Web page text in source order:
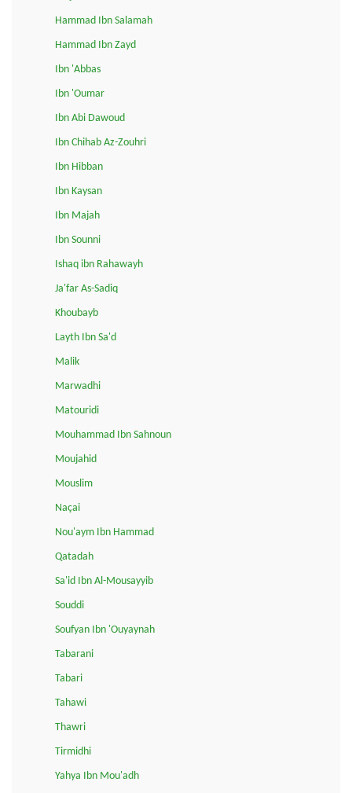
Hammad Ibn Salamah
Hammad Ibn Zayd
Ibn 'Abbas
Ibn 'Oumar
Ibn Abi Dawoud
Ibn Chihab Az-Zouhri
Ibn Hibban
Ibn Kaysan
Ibn Majah
Ibn Sounni
Ishaq ibn Rahawayh
Ja'far As-Sadiq
Khoubayb
Layth Ibn Sa'd
Malik
Marwadhi
Matouridi
Mouhammad Ibn Sahnoun
Moujahid
Mouslim
Naçai
Nou'aym Ibn Hammad
Qatadah
Sa'id Ibn Al-Mousayyib
Souddi
Soufyan Ibn 'Ouyaynah
Tabarani
Tabari
Tahawi
Thawri
Tirmidhi
Yahya Ibn Mou'adh